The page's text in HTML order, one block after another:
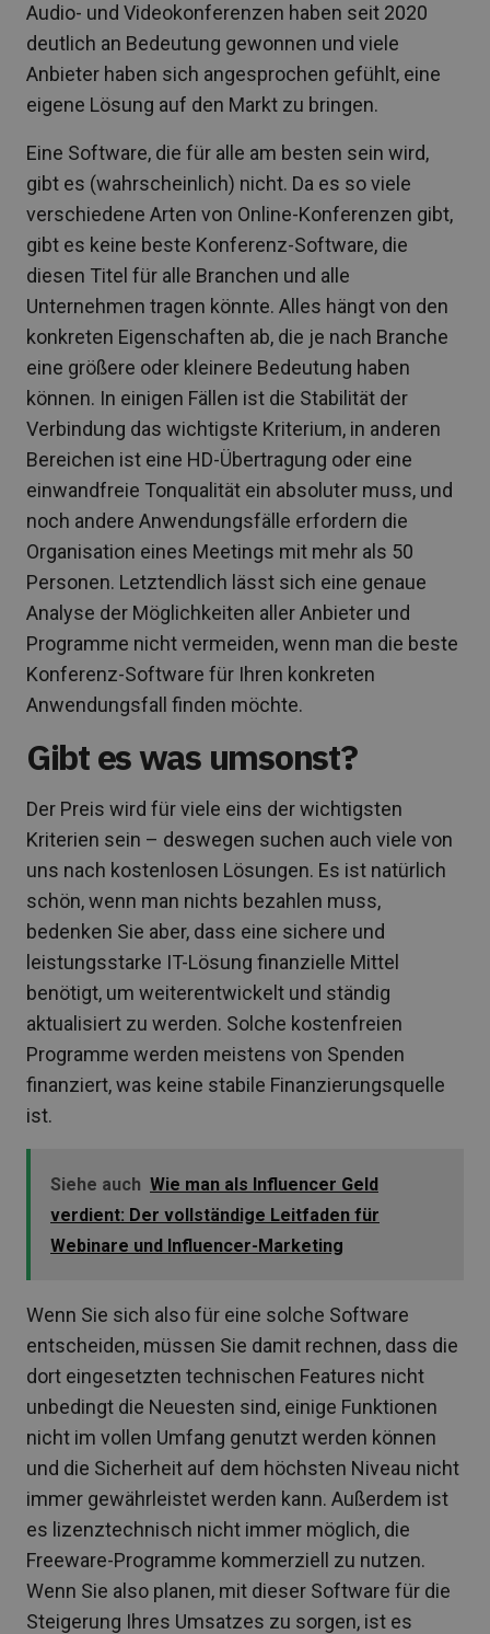
Audio- und Videokonferenzen haben seit 2020
deutlich an Bedeutung gewonnen und viele
Anbieter haben sich angesprochen gefühlt, eine
eigene Lösung auf den Markt zu bringen.
Eine Software, die für alle am besten sein wird,
gibt es (wahrscheinlich) nicht. Da es so viele
verschiedene Arten von Online-Konferenzen gibt,
gibt es keine beste Konferenz-Software, die
diesen Titel für alle Branchen und alle
Unternehmen tragen könnte. Alles hängt von den
konkreten Eigenschaften ab, die je nach Branche
eine größere oder kleinere Bedeutung haben
können. In einigen Fällen ist die Stabilität der
Verbindung das wichtigste Kriterium, in anderen
Bereichen ist eine HD-Übertragung oder eine
einwandfreie Tonqualität ein absoluter muss, und
noch andere Anwendungsfälle erfordern die
Organisation eines Meetings mit mehr als 50
Personen. Letztendlich lässt sich eine genaue
Analyse der Möglichkeiten aller Anbieter und
Programme nicht vermeiden, wenn man die beste
Konferenz-Software für Ihren konkreten
Anwendungsfall finden möchte.
Gibt es was umsonst?
Der Preis wird für viele eins der wichtigsten
Kriterien sein – deswegen suchen auch viele von
uns nach kostenlosen Lösungen. Es ist natürlich
schön, wenn man nichts bezahlen muss,
bedenken Sie aber, dass eine sichere und
leistungsstarke IT-Lösung finanzielle Mittel
benötigt, um weiterentwickelt und ständig
aktualisiert zu werden. Solche kostenfreien
Programme werden meistens von Spenden
finanziert, was keine stabile Finanzierungsquelle
ist.
Siehe auch Wie man als Influencer Geld
verdient: Der vollständige Leitfaden für
Webinare und Influencer-Marketing
Wenn Sie sich also für eine solche Software
entscheiden, müssen Sie damit rechnen, dass die
dort eingesetzten technischen Features nicht
unbedingt die Neuesten sind, einige Funktionen
nicht im vollen Umfang genutzt werden können
und die Sicherheit auf dem höchsten Niveau nicht
immer gewährleistet werden kann. Außerdem ist
es lizenztechnisch nicht immer möglich, die
Freeware-Programme kommerziell zu nutzen.
Wenn Sie also planen, mit dieser Software für die
Steigerung Ihres Umsatzes zu sorgen, ist es